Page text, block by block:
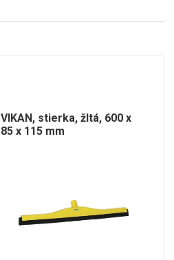
VIKAN, stierka, žltá, 600 x
85 x 115 mm